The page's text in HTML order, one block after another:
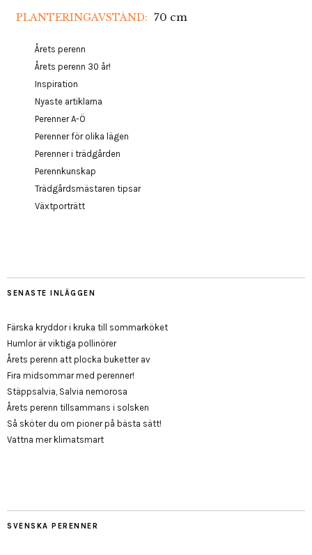
PLANTERINGAVSTÅND: 70 cm
Årets perenn
Årets perenn 30 år!
Inspiration
Nyaste artiklarna
Perenner A-Ö
Perenner för olika lägen
Perenner i trädgården
Perennkunskap
Trädgårdsmästaren tipsar
Växtporträtt
SENASTE INLÄGGEN
Färska kryddor i kruka till sommarköket
Humlor är viktiga pollinörer
Årets perenn att plocka buketter av
Fira midsommar med perenner!
Stäppsalvia, Salvia nemorosa
Årets perenn tillsammans i solsken
Så sköter du om pioner på bästa sätt!
Vattna mer klimatsmart
SVENSKA PERENNER